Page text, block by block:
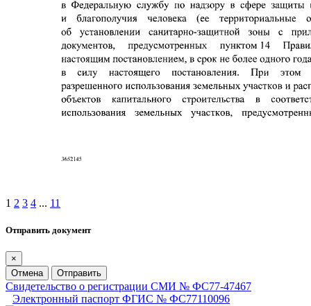
1 2 3 4 ... 11
Отправить документ
×
Отмена
Отправить
Свидетельство о регистрации СМИ № ФС77-47467
Электронный паспорт ФГИС № ФС77110096